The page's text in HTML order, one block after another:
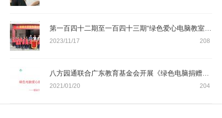
2023/11/17 208
2021/01/20 204